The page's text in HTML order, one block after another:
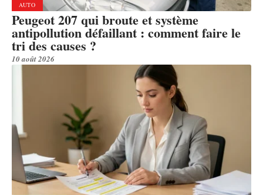
AUTO
Peugeot 207 qui broute et système
antipollution défaillant : comment faire le
tri des causes ?
10 août 2026